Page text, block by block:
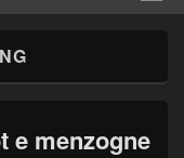
e menzogne